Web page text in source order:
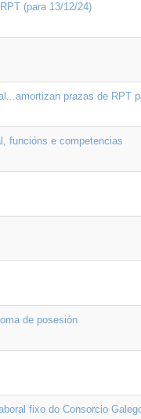
(para 13/12/24)
prazas de RPT
funcións e competencias
de posesión
fixo do Consorcio